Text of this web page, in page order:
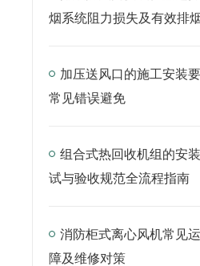
烟系统阻力损失及有效排
加压送风口的施工安装
常见错误避免
组合式热回收机组的安
试与验收规范全流程指南
消防柜式离心风机常见
障及维修对策